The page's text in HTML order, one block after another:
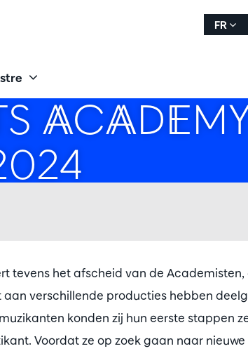
FR
tevens het afscheid van de Academisten,
verschillende producties hebben
konden zij hun eerste stappen
Voordat ze op zoek gaan naar nieuwe